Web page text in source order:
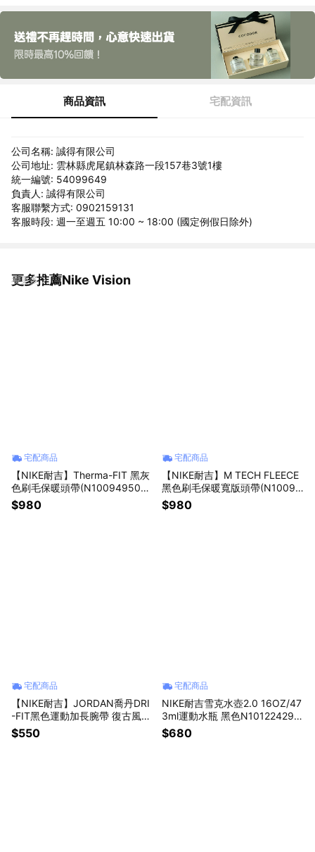
商品資訊 宅配資訊
公司名稱: 誠得有限公司
公司地址: 雲林縣虎尾鎮林森路一段157巷3號1樓
統一編號: 54099649
負責人: 誠得有限公司
客服聯繫方式: 0902159131
客服時段: 週一至週五 10:00 ~ 18:00 (國定例假日除外)
更多推薦Nike Vision
看更多
宅配商品
【NIKE耐吉】Therma-FIT 黑灰
色刷毛保暖頭帶(N1009495096
OS/FQ1559096) 登山運動頭巾
冬天 冬季 防寒流 露營 愛情 告白
$980
宅配商品
【NIKE耐吉】M TECH FLEECE
黑色刷毛保暖寬版頭帶(N10094
95039OS/FQ1559039) 登山運
動頭巾 冬天 冬季 防寒流 露營 愛
$980
宅配商品
【NIKE耐吉】JORDAN喬丹DRI
-FIT黑色運動加長腕帶 復古風護
腕 重訓健身舉重健力適用 吸濕
排汗透氣 天秤座生日禮物 大學
$550
宅配商品
NIKE耐吉雪克水壺2.0 16OZ/47
3ml運動水瓶 黑色N101224298
816/IB0366988冷涼水杯高蛋
白乳清奶昔代餐搖搖杯聚丙烯環
$680